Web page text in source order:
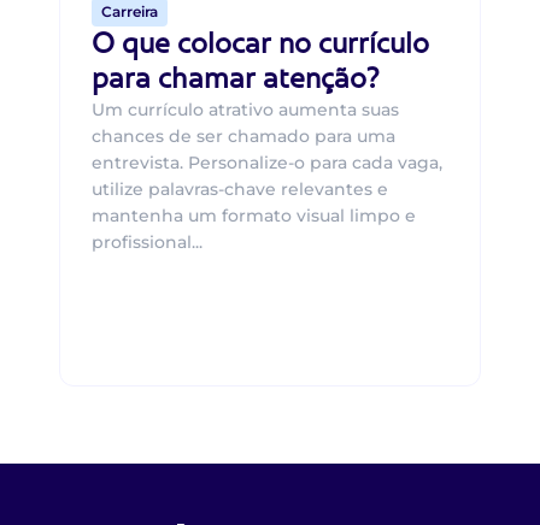
Carreira
O que colocar no currículo
para chamar atenção?
Um currículo atrativo aumenta suas
chances de ser chamado para uma
entrevista. Personalize-o para cada vaga,
utilize palavras-chave relevantes e
mantenha um formato visual limpo e
profissional...